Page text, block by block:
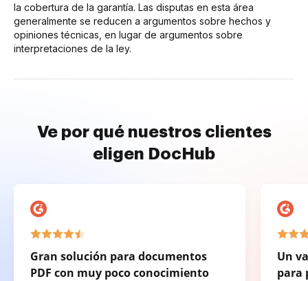
la cobertura de la garantía. Las disputas en esta área
generalmente se reducen a argumentos sobre hechos y
opiniones técnicas, en lugar de argumentos sobre
interpretaciones de la ley.
Ve por qué nuestros clientes
eligen DocHub
Gran solución para documentos
PDF con muy poco conocimiento
Un
para